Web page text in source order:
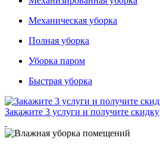
Механическая уборка
Полная уборка
Уборка паром
Быстрая уборка
Закажите 3 услуги и получите скидку